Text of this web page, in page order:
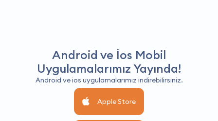
Android ve İos Mobil
Uygulamalarımız Yayında!
Android ve ios uygulamalarımız indirebilirsiniz.
Apple Store